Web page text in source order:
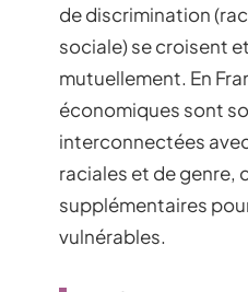
de discrimination
sociale) se croisent
mutuellement. En
économiques sont
interconnectées
raciales et de genre,
supplémentaires
vulnérables.